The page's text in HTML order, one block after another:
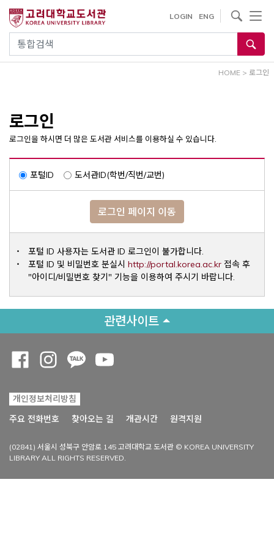
건
통합검색
LOGIN ENG
사이트내 검색
HOME > 로그인
로그인
로그인을 하시면 더 많은 도서관 서비스를 이용하실 수 있습니다.
포털ID 도서관ID(학번/직번/교번)
로그인 페이지 이동
포털 ID 사용자는 도서관 ID 로그인이 불가합니다.
포털 ID 및 비밀번호 분실시 http://portal.korea.ac.krOpens a
접속 후
"아이디/비밀번호 찾기" 기능을 이용하여 주시기 바랍니다.
관련사이트
개인정보처리방침
주요 전화번호
찾아오는 길 개관시간 원격지원
(02841) 서울시 성북구 안암로 145 고려대학교 도서관 © KOREA UNIVERSITY
LIBRARY ALL RIGHTS RESERVED.
Opens a new window
Opens a new window
Opens a new window